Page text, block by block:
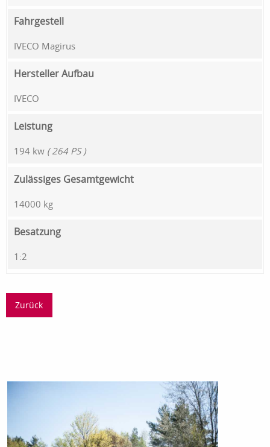
Fahrgestell
IVECO Magirus
Hersteller Aufbau
IVECO
Leistung
194 kw ( 264 PS )
Zulässiges Gesamtgewicht
14000 kg
Besatzung
1:2
Zurück